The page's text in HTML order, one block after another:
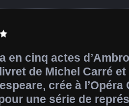
en cinq actes
de Michel Carré
crée à
une série de